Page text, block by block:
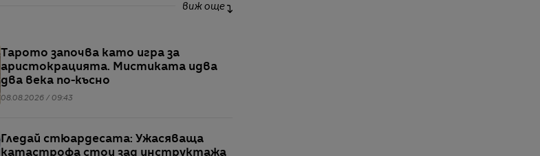
виж още
Тарото започва като игра за
аристокрацията. Мистиката идва
два века по-късно
08.08.2026 / 09:43
Гледай стюардесата: Ужасяваща
катастрофа стои зад инструктажа